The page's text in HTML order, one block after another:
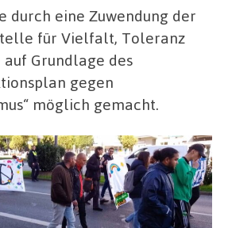
durch eine Zuwendung der
für Vielfalt, Toleranz
Grundlage des
gegen
möglich gemacht.